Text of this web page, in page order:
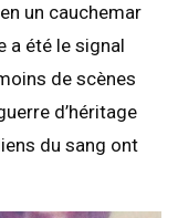
un cauchemar
a été le signal
de scènes
d’héritage
du sang ont